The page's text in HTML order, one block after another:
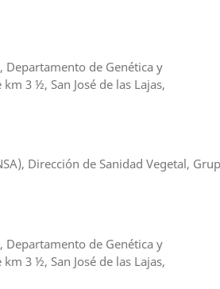
Departamento de Genética y
3 ½, San José de las Lajas,
Dirección de Sanidad Vegetal,
Departamento de Genética y
3 ½, San José de las Lajas,